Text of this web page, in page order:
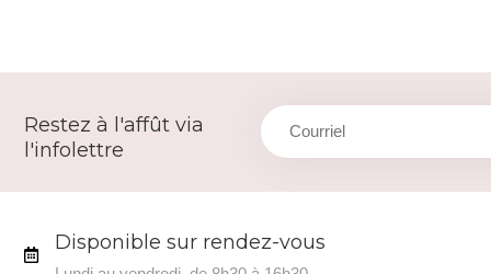
Restez à l'affût via
l'infolettre
Disponible sur rendez-vous